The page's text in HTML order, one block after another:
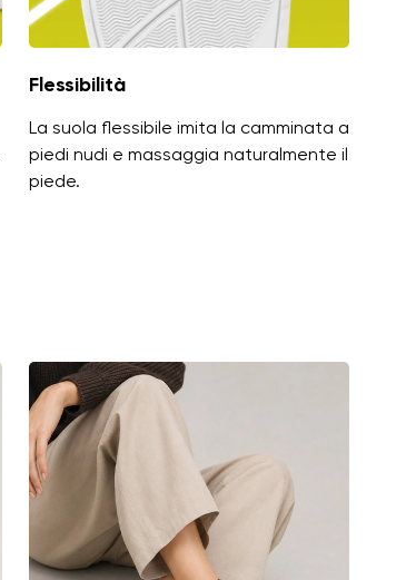
Flessibilità
La suola flessibile imita la camminata a
piedi nudi e massaggia naturalmente il
piede.